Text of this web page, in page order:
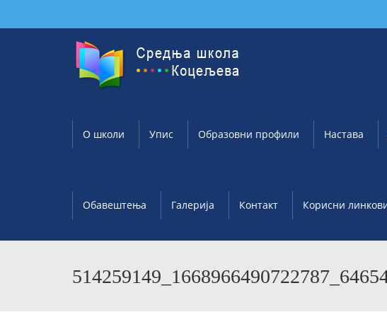
О школи Упис Образовни профили Настава
Обавештења Галерија Контакт Корисни